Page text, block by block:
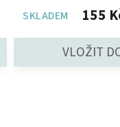
SKLADEM
155